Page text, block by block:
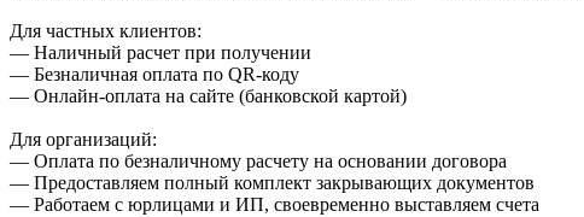
Для частных клиентов:
— Наличный расчет при получении
— Безналичная оплата по QR-коду
— Онлайн-оплата на сайте (банковской картой)
Для организаций:
— Оплата по безналичному расчету на основании договора
— Предоставляем полный комплект закрывающих документов
— Работаем с юрлицами и ИП, своевременно выставляем счета